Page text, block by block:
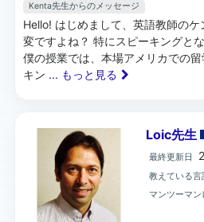
Kenta先生からのメッセージ
Hello! はじめまして、英語教師の
変ですよね？ 特にスピーキングと
僕の授業では、本場アメリカでの
キン ... もっと見る
Loic先生
最終更新日
教えている言
マンツーマ